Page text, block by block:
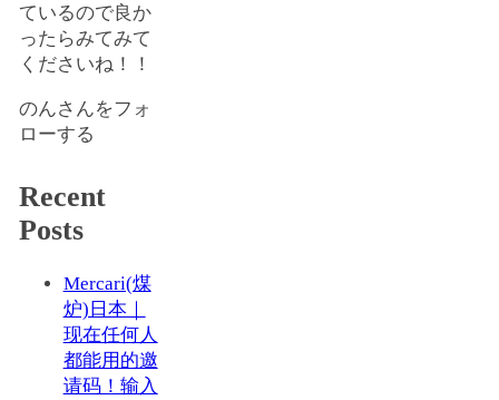
ているので良か
ったらみてみて
くださいね！！
のんさんをフォ
ローする
Recent
Posts
Mercari(煤
炉)日本｜
现在任何人
都能用的邀
请码！输入